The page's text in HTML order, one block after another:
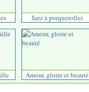
Jazz à porquerolles
Amour, gloire et beauté